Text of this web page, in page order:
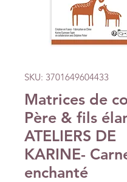
SKU: 3701649604433
Matrices de
Père & fils
ATELIERS DE
KARINE-
enchanté